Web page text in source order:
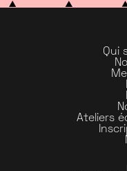
Qui
Ateliers